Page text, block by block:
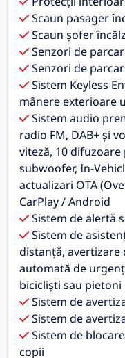
Scaun pasager
Scaun șofer
Senzori de
Senzori de
Sistem Keyless
mânere exterioare
Sistem audio
radio FM, DAB+ și
viteză, 10
subwoofer, In-
actualizari OTA
CarPlay / Android
Sistem de alertă
Sistem de
distanță,
automată de
bicicliști sau pietoni
Sistem de
Sistem de
Sistem de
copii